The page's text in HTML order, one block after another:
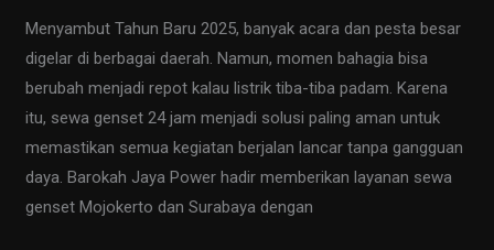
Menyambut Tahun Baru 2025, banyak acara dan pesta besar
digelar di berbagai daerah. Namun, momen bahagia bisa
berubah menjadi repot kalau listrik tiba-tiba padam. Karena
itu, sewa genset 24 jam menjadi solusi paling aman untuk
memastikan semua kegiatan berjalan lancar tanpa gangguan
daya. Barokah Jaya Power hadir memberikan layanan sewa
genset Mojokerto dan Surabaya dengan